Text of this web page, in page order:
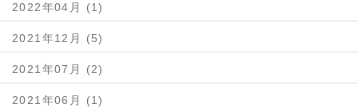
2022年04月 (1)
2021年12月 (5)
2021年07月 (2)
2021年06月 (1)